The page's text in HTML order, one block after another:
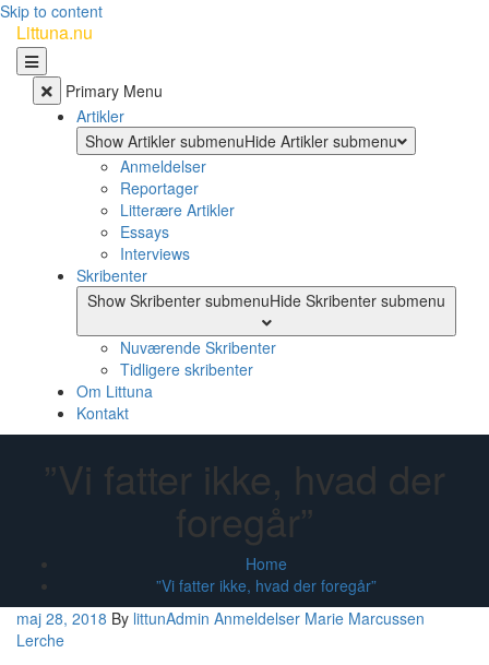
Skip to content
Littuna.nu
Primary Menu
Artikler
Show Artikler submenuHide Artikler submenu
Anmeldelser
Reportager
Litterære Artikler
Essays
Interviews
Skribenter
Show Skribenter submenuHide Skribenter submenu
Nuværende Skribenter
Tidligere skribenter
Om Littuna
Kontakt
”Vi fatter ikke, hvad der
foregår”
Home
”Vi fatter ikke, hvad der foregår”
maj 28, 2018 By littunAdmin Anmeldelser Marie Marcussen
Lerche